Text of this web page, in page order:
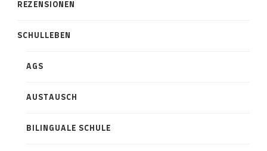
REZENSIONEN
SCHULLEBEN
AGS
AUSTAUSCH
BILINGUALE SCHULE